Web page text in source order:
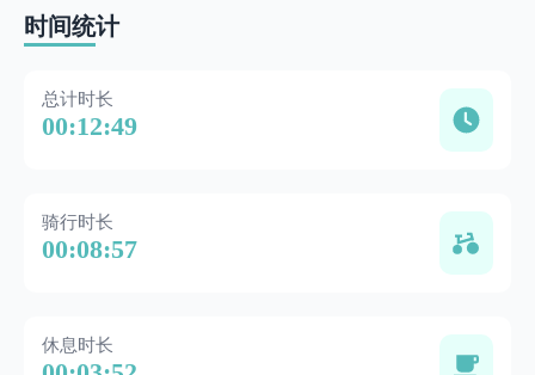
时间统计
总计时长
00:12:49
骑行时长
00:08:57
休息时长